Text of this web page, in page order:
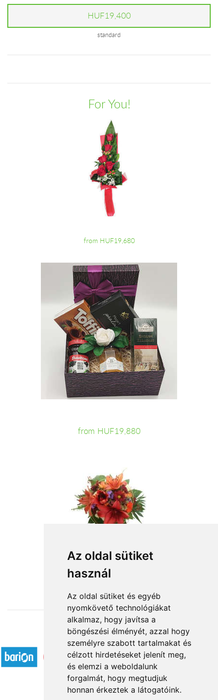
Az oldal sütiket
használ
Az oldal sütiket és egyéb
nyomkövető technológiákat
alkalmaz, hogy javítsa a
böngészési élményét, azzal hogy
személyre szabott tartalmakat és
célzott hirdetéseket jelenít meg,
és elemzi a weboldalunk
forgalmát, hogy megtudjuk
honnan érkeztek a látogatóink.
HUF19,400
standard
For You!
from HUF19,680
from HUF19,880
from HUF31,020
Accepted payment methods